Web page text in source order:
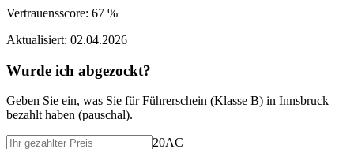
Vertrauensscore: 67 %
Aktualisiert: 02.04.2026
Wurde ich abgezockt?
Geben Sie ein, was Sie fürFührerschein (Klasse B) in Innsbruck
bezahlt haben (pauschal).
20AC